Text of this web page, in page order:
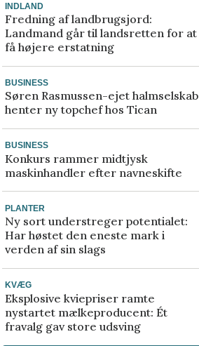
INDLAND
Fredning af landbrugsjord:
Landmand går til landsretten for at
få højere erstatning
BUSINESS
Søren Rasmussen-ejet halmselskab
henter ny topchef hos Tican
BUSINESS
Konkurs rammer midtjysk
maskinhandler efter navneskifte
PLANTER
Ny sort understreger potentialet:
Har høstet den eneste mark i
verden af sin slags
KVÆG
Eksplosive kviepriser ramte
nystartet mælkeproducent: Ét
fravalg gav store udsving